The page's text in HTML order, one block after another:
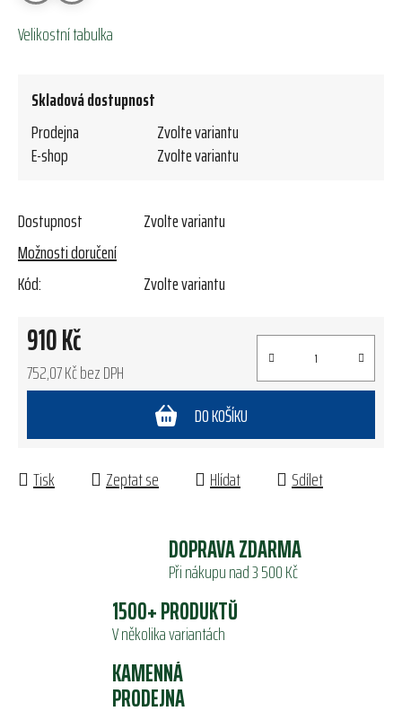
Velikostní tabulka
Skladová dostupnost
Prodejna
Zvolte variantu
E-shop
Zvolte variantu
Dostupnost
Zvolte variantu
Možnosti doručení
Kód:
Zvolte variantu
910 Kč
752,07 Kč bez DPH
DO KOŠÍKU
Tisk Zeptat se Hlídat Sdílet
DOPRAVA ZDARMA
Při nákupu nad 3 500 Kč
1500+ PRODUKTŮ
V několika variantách
KAMENNÁ
PRODEJNA